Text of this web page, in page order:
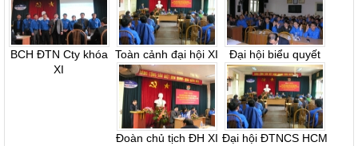
BCH ĐTN Cty khóa
XI
Toàn cảnh đại hội XI Đại hội biểu quyết
Đoàn chủ tịch ĐH XI Đại hội ĐTNCS HCM